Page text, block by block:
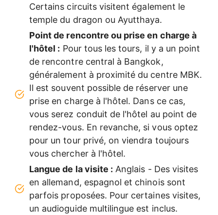
Certains circuits visitent également le
temple du dragon ou Ayutthaya.
Point de rencontre ou prise en charge à
l'hôtel : Pour tous les tours, il y a un point
de rencontre central à Bangkok,
généralement à proximité du centre MBK.
Il est souvent possible de réserver une
prise en charge à l'hôtel. Dans ce cas,
vous serez conduit de l'hôtel au point de
rendez-vous. En revanche, si vous optez
pour un tour privé, on viendra toujours
vous chercher à l'hôtel.
Langue de la visite : Anglais - Des visites
en allemand, espagnol et chinois sont
parfois proposées. Pour certaines visites,
un audioguide multilingue est inclus.